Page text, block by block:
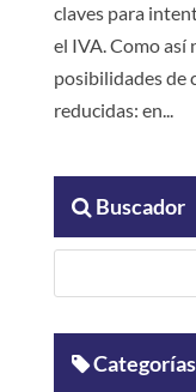
claves para
el IVA. Como así
posibilidades de
reducidas: en...
Buscador
Categorías